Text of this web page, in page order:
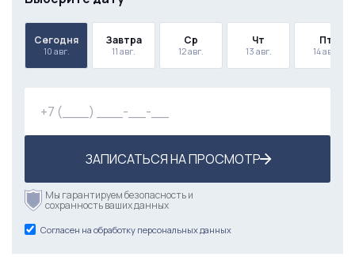
Сегодня
10 авг.
Завтра
11 авг.
Ср
12 авг.
Чт
13 авг.
Пт
14 авг.
ЗАПИСАТЬСЯ НА ПРОСМОТР
Мы гарантируем безопасность и
сохранность ваших данных
Согласен на обработку персональных данных